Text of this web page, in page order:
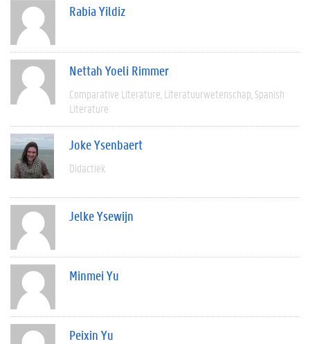
Rabia Yildiz
Nettah Yoeli Rimmer
Comparative Literature Literatuurwetenschap Spanish
Literature
Joke Ysenbaert
Didactiek
Jelke Ysewijn
Minmei Yu
Peixin Yu